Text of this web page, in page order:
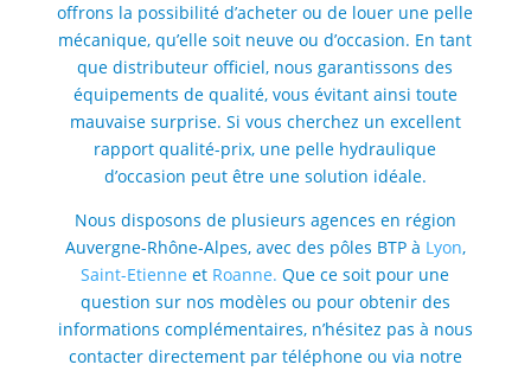
offrons la possibilité d’acheter ou de louer une pelle
mécanique, qu’elle soit neuve ou d’occasion. En tant
que distributeur officiel, nous garantissons des
équipements de qualité, vous évitant ainsi toute
mauvaise surprise. Si vous cherchez un excellent
rapport qualité-prix, une pelle hydraulique
d’occasion peut être une solution idéale.
Nous disposons de plusieurs agences en région
Auvergne-Rhône-Alpes, avec des pôles BTP à Lyon,
Saint-Etienne et Roanne. Que ce soit pour une
question sur nos modèles ou pour obtenir des
informations complémentaires, n’hésitez pas à nous
contacter directement par téléphone ou via notre